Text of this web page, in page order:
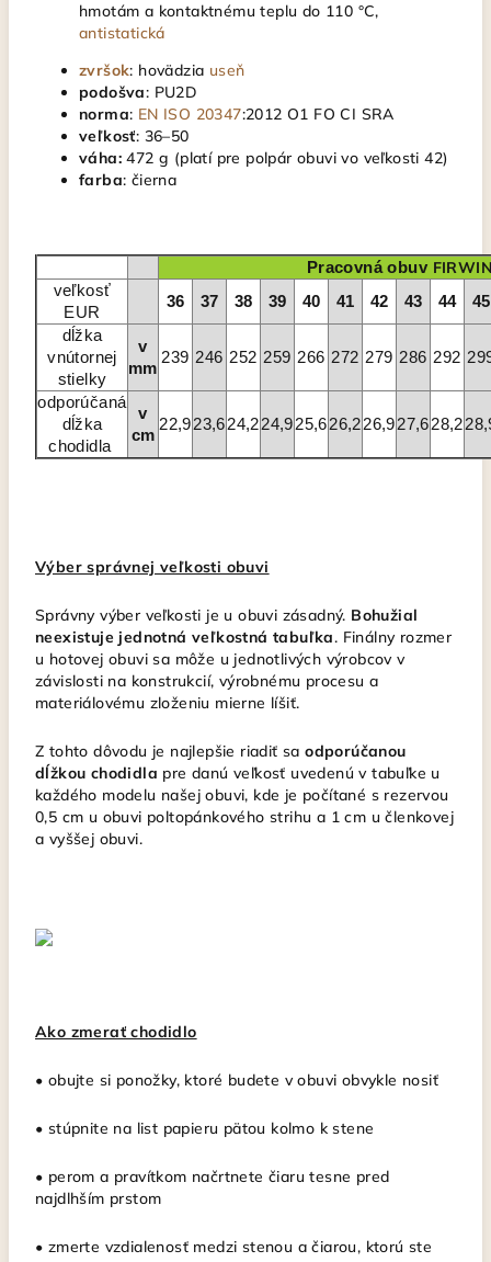
hmotám a kontaktnému teplu do 110 °C,
antistatická
zvršok: hovädzia useň
podošva: PU2D
norma: EN ISO 20347:2012 O1 FO CI SRA
veľkosť: 36–50
váha: 472 g (platí pre polpár obuvi vo veľkosti 42)
farba: čierna
Pracovná obuv
veľkosť
EUR
36 37 38 39 40 41 42 43 44
45
dĺžka
vnútornej
stielky
v
mm
239 246 252 259 266 272 279 286 292
odporúčaná
dĺžka
chodidla
v
cm
22,923,624,224,925,626,226,927,628,2
Výber správnej veľkosti obuvi
Správny výber veľkosti je u obuvi zásadný. Bohužial
neexistuje jednotná veľkostná tabuľka. Finálny rozmer
u hotovej obuvi sa môže u jednotlivých výrobcov v
závislosti na konstrukcií, výrobnému procesu a
materiálovému zloženiu mierne líšiť.
Z tohto dôvodu je najlepšie riadiť saodporúčanou
dĺžkou chodidla pre danú veľkosť uvedenú v tabuľke u
každého modelu našej obuvi, kde je počítané s rezervou
0,5 cm u obuvi poltopánkového strihu a 1 cm u členkovej
a vyššej obuvi.
Ako zmerať chodidlo
• obujte si ponožky, ktoré budete v obuvi obvykle nosiť
• stúpnite na list papieru pätou kolmo k stene
• perom a pravítkom načrtnete čiaru tesne pred
najdlhším prstom
• zmerte vzdialenosť medzi stenou a čiarou, ktorú ste